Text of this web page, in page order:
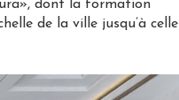
dont la formation
de la ville jusqu’à celle